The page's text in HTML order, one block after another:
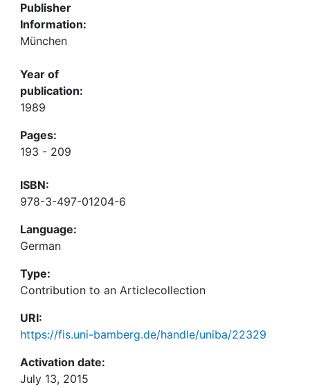
Publisher
Information:
München
Year of
publication:
1989
Pages:
193 - 209
ISBN:
978-3-497-01204-6
Language:
German
Type:
Contribution to an Articlecollection
URI:
https://fis.uni-bamberg.de/handle/uniba/22329
Activation date:
July 13, 2015